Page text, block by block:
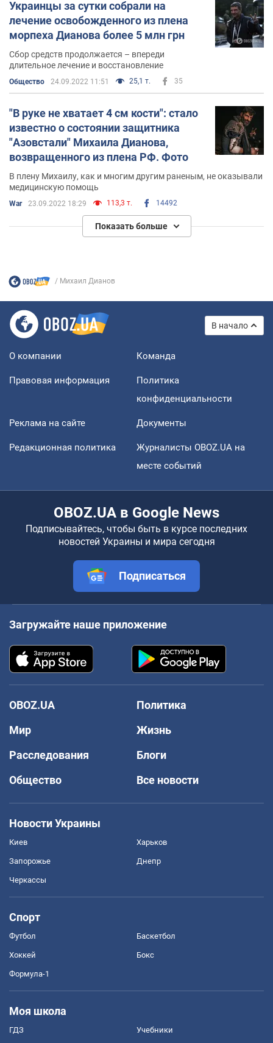
Украинцы за сутки собрали на
лечение освобожденного из плена
морпеха Дианова более 5 млн грн
Сбор средств продолжается – впереди
длительное лечение и восстановление
Общество 24.09.2022 11:51 25,1 т. 35
"В руке не хватает 4 см кости": стало
известно о состоянии защитника
"Азовстали" Михаила Дианова,
возвращенного из плена РФ. Фото
В плену Михаилу, как и многим другим раненым, не оказывали
медицинскую помощь
War 23.09.2022 18:29 113,3 т. 14492
Показать больше
Михаил Дианов
В начало
О компании Команда
Правовая информация
Политика
конфиденциальности
Реклама на сайте Документы
Редакционная политика
Журналисты OBOZ.UA на
месте событий
OBOZ.UA в Google News
Подписывайтесь, чтобы быть в курсе последних
новостей Украины и мира сегодня
Подписаться
Загружайте наше приложение
OBOZ.UA
Политика
Мир
Жизнь
Расследования
Блоги
Общество
Все новости
Новости Украины
Киев Харьков
Запорожье Днепр
Черкассы
Спорт
Футбол Баскетбол
Хоккей Бокс
Формула-1
Моя школа
ГДЗ Учебники